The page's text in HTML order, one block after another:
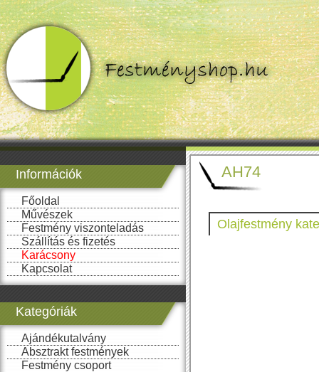
Információk
Főoldal
Művészek
Festmény viszonteladás
Szállítás és fizetés
Karácsony
Kapcsolat
Kategóriák
Ajándékutalvány
Absztrakt festmények
Festmény csoport
AH74
Olajfestmény